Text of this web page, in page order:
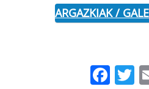
ARGAZKIAK /